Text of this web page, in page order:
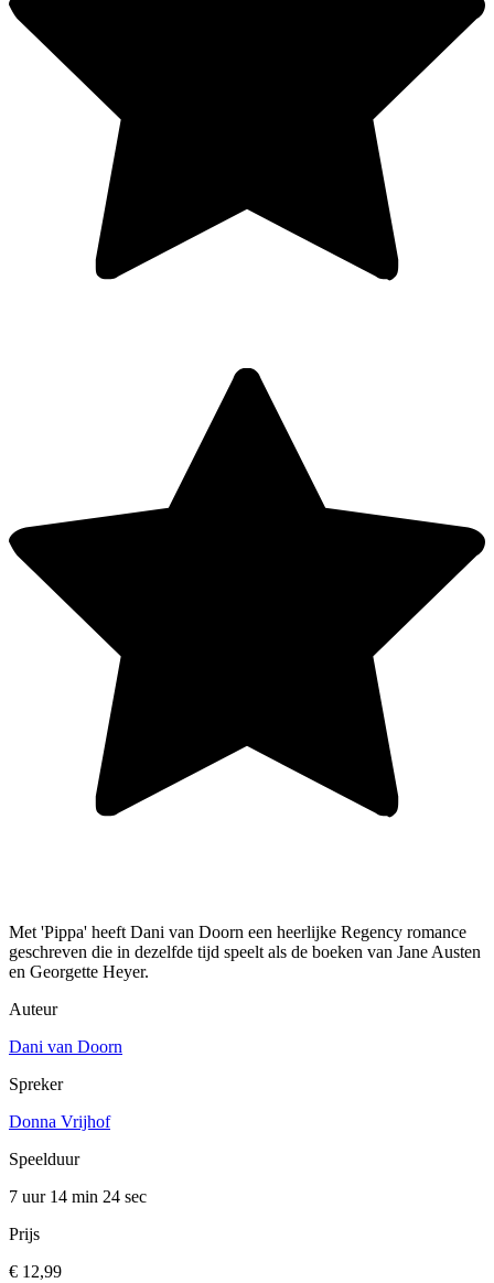
Met 'Pippa' heeft Dani van Doorn een heerlijke Regency romance
geschreven die in dezelfde tijd speelt als de boeken van Jane Austen
en Georgette Heyer.
Auteur
Dani van Doorn
Spreker
Donna Vrijhof
Speelduur
7 uur 14 min 24 sec
Prijs
€ 12,99